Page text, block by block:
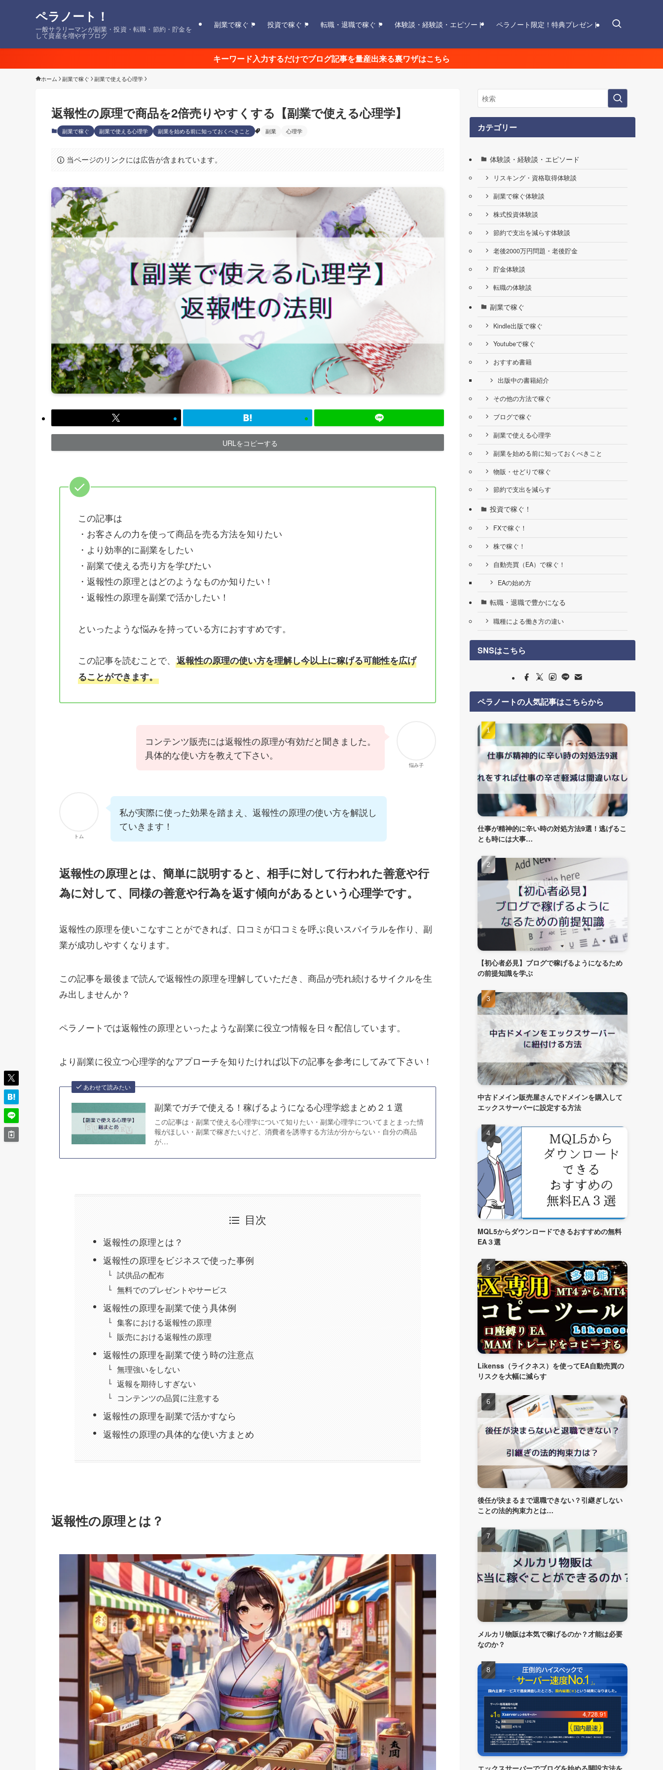
ペラノート！
一般サラリーマンが副業・投資・転職・節約・貯金を
して資産を増やすブログ
副業で稼ぐ！ 投資で稼ぐ！ 転職・退職で稼ぐ！ 体験談・経験談・エピソード ペラノート限定！特典プレゼント
キーワード入力するだけでブログ記事を量産出来る裏ワザはこちら
ホーム 副業で稼ぐ 副業で使える心理学
返報性の原理で商品を2倍売りやすくする【副業で使える心理学】
副業で稼ぐ 副業で使える心理学 副業を始める前に知っておくべきこと 副業 心理学
当ページのリンクには広告が含まれています。
URLをコピーする
この記事は
・お客さんの力を使って商品を売る方法を知りたい
・より効率的に副業をしたい
・副業で使える売り方を学びたい
・返報性の原理とはどのようなものか知りたい！
・返報性の原理を副業で活かしたい！
といったような悩みを持っている方におすすめです。
この記事を読むことで、 返報性の原理の使い方を理解し今以上に稼げる可能性を広げ
ることができます。
悩み子
コンテンツ販売には返報性の原理が有効だと聞きました。
具体的な使い方を教えて下さい。
トム
私が実際に使った効果を踏まえ、返報性の原理の使い方を解説し
ていきます！
返報性の原理とは、簡単に説明すると、相手に対して行われた善意や行
為に対して、同様の善意や行為を返す傾向があるという心理学です。
返報性の原理を使いこなすことができれば、口コミが口コミを呼ぶ良いスパイラルを作り、副
業が成功しやすくなります。
この記事を最後まで読んで返報性の原理を理解していただき、商品が売れ続けるサイクルを生
み出しませんか？
ペラノートでは返報性の原理といったような副業に役立つ情報を日々配信しています。
より副業に役立つ心理学的なアプローチを知りたければ以下の記事を参考にしてみて下さい！
あわせて読みたい
副業でガチで使える！稼げるようになる心理学総まとめ２１選
この記事は・副業で使える心理学について知りたい・副業心理学についてまとまった情
報がほしい・副業で稼ぎたいけど、消費者を誘導する方法が分からない・自分の商品
が…
目次
返報性の原理とは？
返報性の原理をビジネスで使った事例
試供品の配布
無料でのプレゼントやサービス
返報性の原理を副業で使う具体例
集客における返報性の原理
販売における返報性の原理
返報性の原理を副業で使う時の注意点
無理強いをしない
返報を期待しすぎない
コンテンツの品質に注意する
返報性の原理を副業で活かすなら
返報性の原理の具体的な使い方まとめ
返報性の原理とは？
カテゴリー
体験談・経験談・エピソード
リスキング・資格取得体験談
副業で稼ぐ体験談
株式投資体験談
節約で支出を減らす体験談
老後2000万円問題・老後貯金
貯金体験談
転職の体験談
副業で稼ぐ
Kindle出版で稼ぐ
Youtubeで稼ぐ
おすすめ書籍
出版中の書籍紹介
その他の方法で稼ぐ
ブログで稼ぐ
副業で使える心理学
副業を始める前に知っておくべきこと
物販・せどりで稼ぐ
節約で支出を減らす
投資で稼ぐ！
FXで稼ぐ！
株で稼ぐ！
自動売買（EA）で稼ぐ！
EAの始め方
転職・退職で豊かになる
職種による働き方の違い
SNSはこちら
ペラノートの人気記事はこちらから
仕事が精神的に辛い時の対処方法9選！逃げるこ
とも時には大事…
【初心者必見】ブログで稼げるようになるため
の前提知識を学ぶ
中古ドメイン販売屋さんでドメインを購入して
エックスサーバーに設定する方法
MQL5からダウンロードできるおすすめの無料
EA３選
Likenss（ライクネス）を使ってEA自動売買の
リスクを大幅に減らす
後任が決まるまで退職できない？引継ぎしない
ことの法的拘束力とは…
メルカリ物販は本気で稼げるのか？才能は必要
なのか？